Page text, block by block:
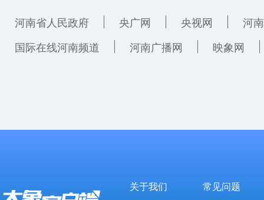
河南省人民政府 央广网 央视网
河
国际在线河南频道
河南广播网 映象网
关于我们 常见问题